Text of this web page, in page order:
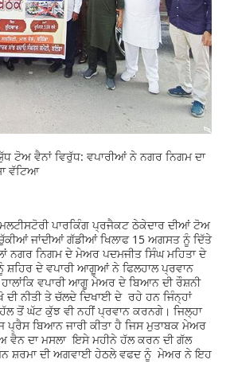
ਟੋਅ ਵੈਨਾਂ ਵਿਰੁੱਧ: ਵਪਾਰੀਆਂ ਨੇ ਨਗਰ ਨਿਗਮ ਦਾ
ਵੱਟਿਆ
ਪਾਰਕਿੰਗ ਪ੍ਰਜੈਕਟ ਠੇਕੇਦਾਰ ਦੀਆਂ ਟੋਅ
ਜਾਂਦੀਆਂ ਗੱਡੀਆਂ ਖਿਲਾਫ 15 ਅਗਸਤ ਨੂੰ ਦਿੱਤੇ
ਨਗਰ ਨਿਗਮ ਦੇ ਮੇਅਰ ਪਦਮਜੀਤ ਸਿੰਘ ਮਹਿਤਾ ਦੇ
ਸ਼ਹਿਰ ਦੇ ਵਪਾਰੀ ਆਗੂਆਂ ਨੇ ਫਿਲਹਾਲ ਪ੍ਰਵਾਨ
ਵਪਾਰੀ ਆਗੂ ਮੇਅਰ ਦੇ ਬਿਆਨ ਦੀ ਰੌਸ਼ਨੀ
ਦੀ ਨੀਤੀ ਤੇ ਚੱਲਦੇ ਦਿਖਾਈ ਦੇ ਰਹੇ ਹਨ ਜਿੰਨ੍ਹਾਂ
ਤੋਂ ਘੱਟ ਕੁੱਝ ਵੀ ਨਹੀਂ ਪ੍ਰਵਾਨ ਕਰਨਗੇ। ਜਿਲ੍ਹਾ
ਬਿਆਨ ਜਾਰੀ ਕੀਤਾ ਹੈ ਜਿਸ ਮੁਤਾਬਕ ਮੇਅਰ
ਵੈਨ ਦਾ ਮਸਲਾ ਇਸੇ ਮਹੀਨੇ ਹੱਲ ਕਰਨ ਦੀ ਗੱਲ
ਸ਼ਰਮਾ ਦੀ ਅਗਵਾਈ ਹੇਠਲੇ ਵਫਦ ਨੂੰ ਮੇਅਰ ਨੇ ਇਹ